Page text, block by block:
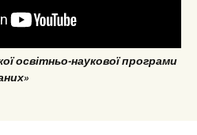
освітньо-наукової програми